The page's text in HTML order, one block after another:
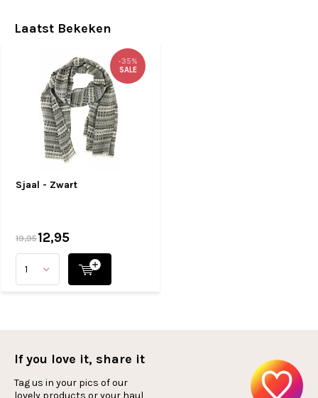
Laatst Bekeken
Sjaal - Zwart
-35%
SALE
19,9512,95
If you love it, share it
Tag us in your pics of our
lovely products or your haul